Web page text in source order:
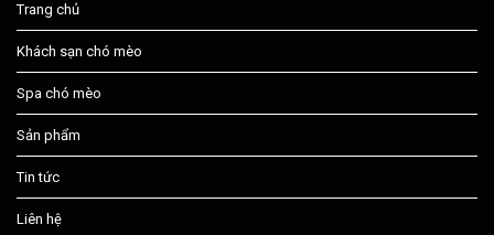
Trang chủ
Khách sạn chó mèo
Spa chó mèo
Sản phẩm
Tin tức
Liên hệ